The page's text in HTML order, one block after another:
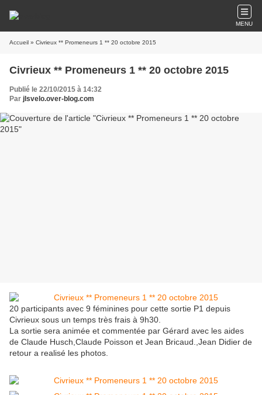
MENU
Accueil » Civrieux ** Promeneurs 1 ** 20 octobre 2015
Civrieux ** Promeneurs 1 ** 20 octobre 2015
Publié le 22/10/2015 à 14:32
Par jlsvelo.over-blog.com
20 participants avec 9 féminines pour cette sortie P1 depuis
Civrieux sous un temps très frais à 9h30.
La sortie sera animée et commentée par Gérard avec les aides
de Claude Husch,Claude Poisson et Jean Bricaud.,Jean Didier de
retour a realisé les photos.